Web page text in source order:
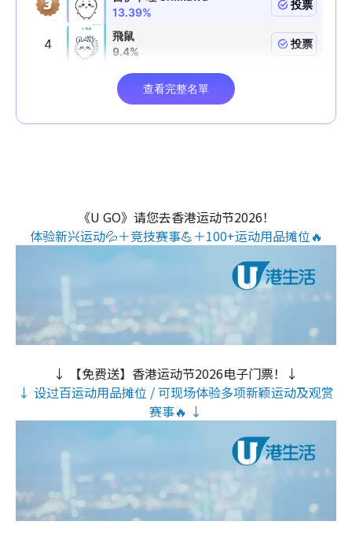
《U GO》请您去香港运动节2026！
体验新兴运动💦＋竞技赛事💪＋100+运动用品摊位🔥
↓ 【免费送】香港运动节2026电子门票！↓
↓ 设过百运动用品摊位 / 可现场体验多项新颖运动及观赏
赛事🔥 ↓